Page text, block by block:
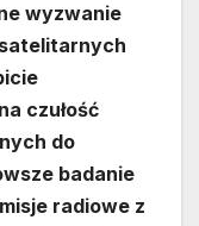
wyzwanie
czułość
do
badanie
radiowe z